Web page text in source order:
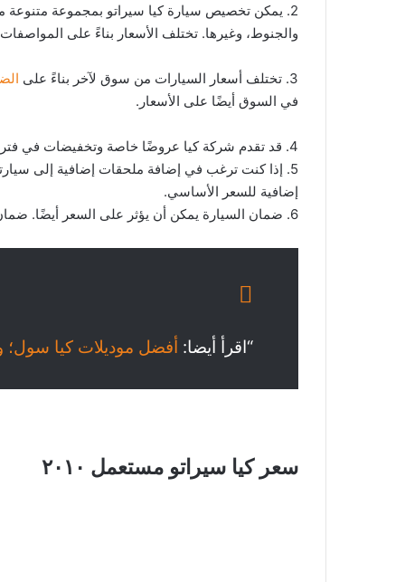
2. يمكن تخصيص سيارة كيا سيراتو بمجموعة متنوعة
والجنوط، وغيرها. تختلف الأسعار بناءً على المواصفات
3. تختلف أسعار السيارات من سوق لآخر بناءً على
في السوق أيضًا على الأسعار.
4. قد تقدم شركة كيا عروضًا خاصة وتخفيضات في فترات معينة من السنة. يمكن أن تؤثر هذه العروض على الأسعار.
5. إذا كنت ترغب في إضافة ملحقات إضافية إلى
إضافية للسعر الأساسي.
6. ضمان السيارة يمكن أن يؤثر على السعر أيضًا. ضمان أطول غالبًا ما يزيد من سعر السيارة قليلاً.
“اقرأ أيضا: أفضل موديلات كيا سول؛ وأهم 3
سعر كيا سيراتو مستعمل ٢٠١٠